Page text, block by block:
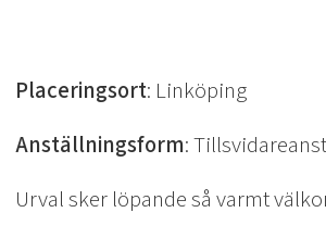
Placeringsort: Linköping
Anställningsform:
Urval sker löpande så varmt